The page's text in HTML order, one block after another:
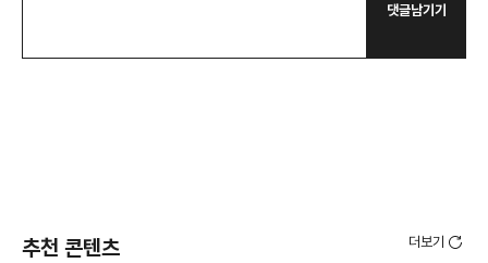
댓글남기기
추천 콘텐츠 더보기